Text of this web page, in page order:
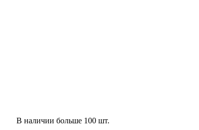
В наличии больше 100 шт.